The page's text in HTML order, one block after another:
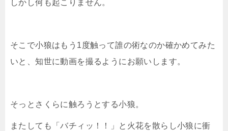
しかし何も起こりません。
そこで小狼はもう1度触って誰の術なのか確かめてみた
いと、知世に動画を撮るようにお願いします。
そっとさくらに触ろうとする小狼。
またしても「バチィッ！！」と火花を散らし小狼に衝